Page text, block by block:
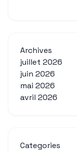
Archives
juillet 2026
juin 2026
mai 2026
avril 2026
Categories